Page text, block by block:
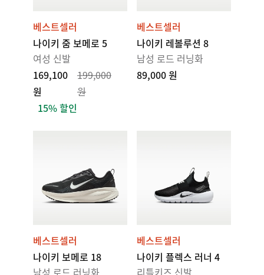
베스트셀러
나이키 줌 보메로 5
여성 신발
169,100
원
199,000
원
15% 할인
베스트셀러
나이키 레볼루션 8
남성 로드 러닝화
89,000 원
베스트셀러
나이키 보메로 18
남성 로드 러닝화
베스트셀러
나이키 플렉스 러너 4
리틀키즈 신발